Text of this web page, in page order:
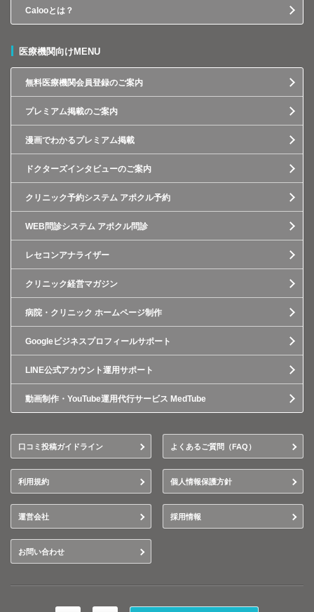
Calooとは？
医療機関向けMENU
無料医療機関会員登録のご案内
プレミアム掲載のご案内
漫画でわかるプレミアム掲載
ドクターズインタビューのご案内
クリニック予約システム アポクル予約
WEB問診システム アポクル問診
レセコンアナライザー
クリニック経営マガジン
病院・クリニック ホームページ制作
Googleビジネスプロフィールサポート
LINE公式アカウント運用サポート
動画制作・YouTube運用代行サービス MedTube
口コミ投稿ガイドライン よくあるご質問（FAQ）
利用規約 個人情報保護方針
運営会社 採用情報
お問い合わせ